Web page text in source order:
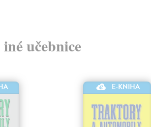
učebnice
E-KNIHA